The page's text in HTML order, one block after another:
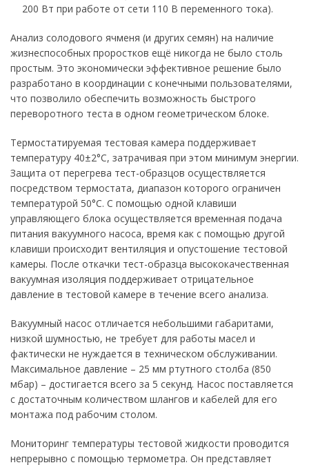
200 Вт при работе от сети 110 В переменного тока).
Анализ солодового ячменя (и других семян) на наличие
жизнеспособных проростков ещё никогда не было столь
простым. Это экономически эффективное решение было
разработано в координации с конечными пользователями,
что позволило обеспечить возможность быстрого
переворотного теста в одном геометрическом блоке.
Термостатируемая тестовая камера поддерживает
температуру 40±2°С, затрачивая при этом минимум энергии.
Защита от перегрева тест-образцов осуществляется
посредством термостата, диапазон которого ограничен
температурой 50°С. С помощью одной клавиши
управляющего блока осуществляется временная подача
питания вакуумного насоса, время как с помощью другой
клавиши происходит вентиляция и опустошение тестовой
камеры. После откачки тест-образца высококачественная
вакуумная изоляция поддерживает отрицательное
давление в тестовой камере в течение всего анализа.
Вакуумный насос отличается небольшими габаритами,
низкой шумностью, не требует для работы масел и
фактически не нуждается в техническом обслуживании.
Максимальное давление – 25 мм ртутного столба (850
мбар) – достигается всего за 5 секунд. Насос поставляется
с достаточным количеством шлангов и кабелей для его
монтажа под рабочим столом.
Мониторинг температуры тестовой жидкости проводится
непрерывно с помощью термометра. Он представляет